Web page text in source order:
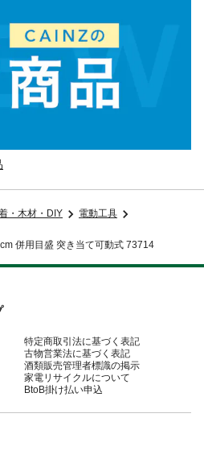
・木材・DIY
電動工具
併用目盛 突き当て可動式 73714
特定商取引法に基づく表記
古物営業法に基づく表記
酒類販売管理者標識の掲示
家電リサイクルについて
BtoB掛け払い申込